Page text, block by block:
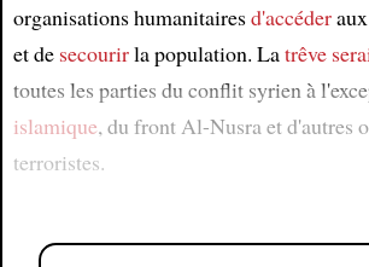
Article
organisations humanitairesd'accéderaux
et de secourirla population. Latrêve
toutes les parties du conflit syrien à
islamique, du front Al-Nusra et d'autres
terroristes.